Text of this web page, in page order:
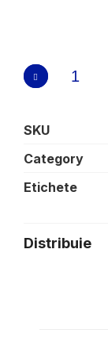
SKU
Category
Etichete
Distribuie